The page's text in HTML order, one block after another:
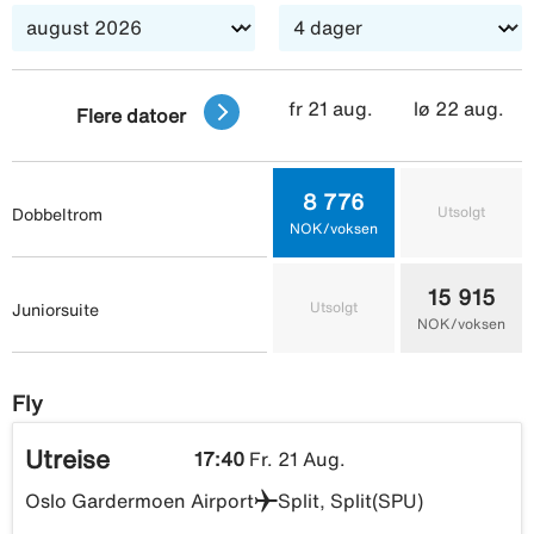
balansen en utfordring og ta en tur! Hotellet har også
BLUE er det fokus på mat og drikke og kjøkkenet holder
morgen. Du velger selv om du vil spise inne eller under
åpen himmel med en fantastisk utsikt over havet. À la
carte-restauranten Culinarium har i tillegg til
omtenksomt personale også en innholdsrik vinliste og
bord for to. Martini Lobby Bar, bassengbarer og
kaffeterrassen er andre valgmuligheter under
oppholdet.
Flere datoer fr 21 aug. lø 22 aug.
Dobbeltrom
8 776
NOK/voksen
Utsolgt
Juniorsuite Utsolgt 15 915
NOK/voksen
Fly
Utreise 17:40Fr. 21 Aug.
Oslo Gardermoen Airport Split, Split(SPU)